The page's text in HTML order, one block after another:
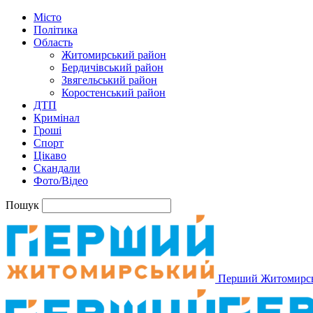
Місто
Політика
Область
Житомирський район
Бердичівський район
Звягельський район
Коростенський район
ДТП
Кримінал
Гроші
Спорт
Цікаво
Скандали
Фото/Відео
Пошук
Перший